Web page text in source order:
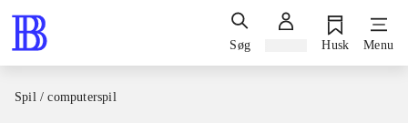
Søg Husk Menu
Spil / computerspil